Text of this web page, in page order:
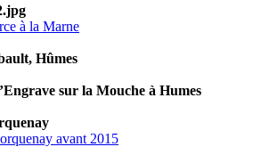
à la Marne
Hûmes
sur la Mouche à Humes
avant 2015